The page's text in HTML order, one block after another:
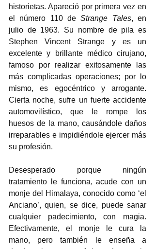
historietas. Apareció por primera vez en
el número 110 de Strange Tales, en
julio de 1963. Su nombre de pila es
Stephen Vincent Strange y es un
excelente y brillante médico cirujano,
famoso por realizar exitosamente las
más complicadas operaciones; por lo
mismo, es egocéntrico y arrogante.
Cierta noche, sufre un fuerte accidente
automovilístico, que le rompe los
huesos de la mano, causándole daños
irreparables e impidiéndole ejercer más
su profesión.
Desesperado porque ningún
tratamiento le funciona, acude con un
monje del Himalaya, conocido como ‘el
Anciano’, quien, se dice, puede sanar
cualquier padecimiento, con magia.
Efectivamente, el monje le cura la
mano, pero también le enseña a